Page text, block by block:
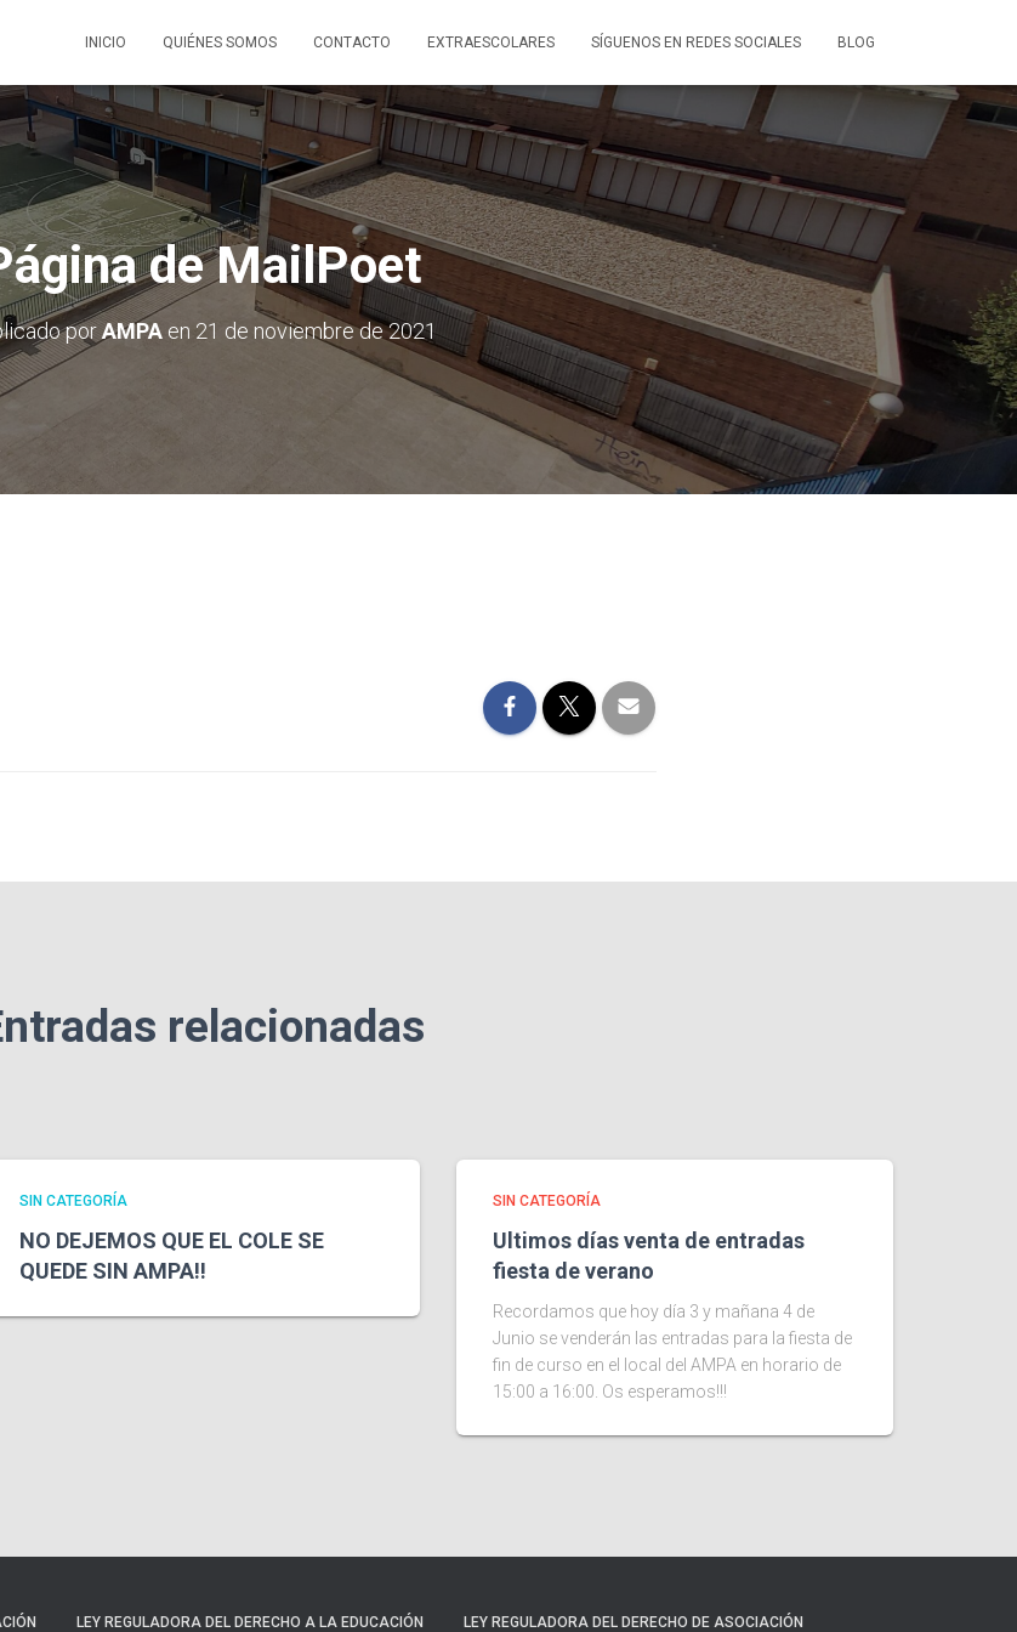
INICIO QUIÉNES SOMOS CONTACTO EXTRAESCOLARES SÍGUENOS EN REDES SOCIALES BLOG
de MailPoet
porAMPA en 21 de noviembre de 2021
relacionadas
SIN CATEGORÍA
NO DEJEMOS QUE EL COLE SE
QUEDE SIN AMPA!!
SIN CATEGORÍA
Ultimos días venta de entradas
fiesta de verano
Recordamos que hoy día 3 y mañana 4 de
Junio se venderán las entradas para la fiesta de
fin de curso en el local del AMPA en horario de
15:00 a 16:00. Os esperamos!!!
LEY REGULADORA DEL DERECHO A LA EDUCACIÓN LEY REGULADORA DEL DERECHO DE ASOCIACIÓN